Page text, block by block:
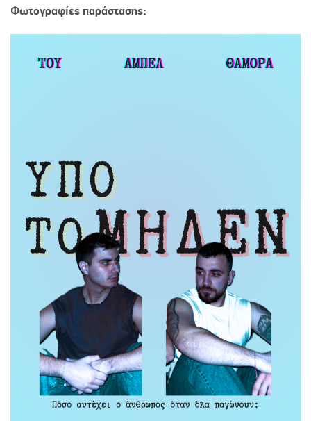
Φωτογραφίες παράστασης: